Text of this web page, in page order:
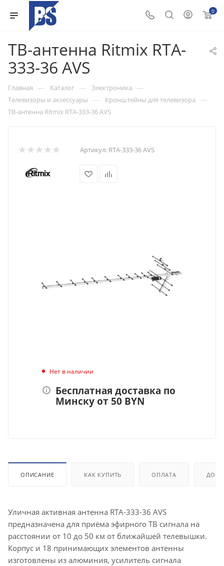
0
ТВ-антенна Ritmix RTA-
333-36 AVS
Главная — Каталог — Электроника —
Телевизоры и аксессуары — Кронштейны для телевизора —
ТВ-антенна Ritmix RTA-333-36 AVS
Артикул: RTA-333-36 AVS
Нет в наличии
Бесплатная доставка по
Минску от 50 BYN
ОПИСАНИЕ КАК КУПИТЬ ОПЛАТА
Уличная активная антенна RTA-333-36 AVS
предназначена для приёма эфирного ТВ сигнала на
расстоянии от 10 до 50 км от ближайшей телевышки.
Корпус и 18 принимающих элементов антенны
изготовлены из алюминия, усилитель сигнала